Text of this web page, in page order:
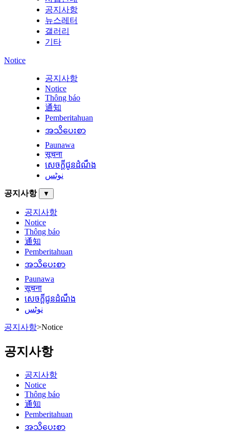
공지사항
뉴스레터
갤러리
기타
Notice
공지사항
Notice
Thông báo
通知
Pemberitahuan
အသိပေးစာ
Paunawa
सूचना
សេចក្តីជូនដំណឹង
نوٹس
공지사항 ▼
공지사항
Notice
Thông báo
通知
Pemberitahuan
အသိပေးစာ
Paunawa
सूचना
សេចក្តីជូនដំណឹង
نوٹس
공지사항>Notice
공지사항
공지사항
Notice
Thông báo
通知
Pemberitahuan
အသိပေးစာ